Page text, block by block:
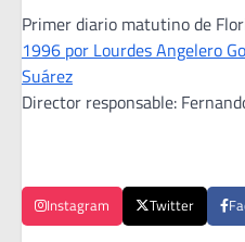
Primer diario matutino de
1996 por Lourdes Angelero
Suárez
Director responsable:
Instagram Twitter